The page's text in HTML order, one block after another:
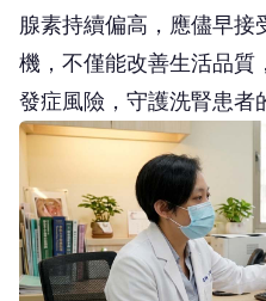
腺素持續偏高，應儘早
機，不僅能改善生活品質
發症風險，守護洗腎患者